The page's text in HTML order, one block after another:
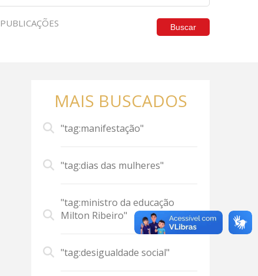
PUBLICAÇÕES Buscar
MAIS BUSCADOS
"tag:manifestação"
"tag:dias das mulheres"
"tag:ministro da educação
Milton Ribeiro"
"tag:desigualdade social"